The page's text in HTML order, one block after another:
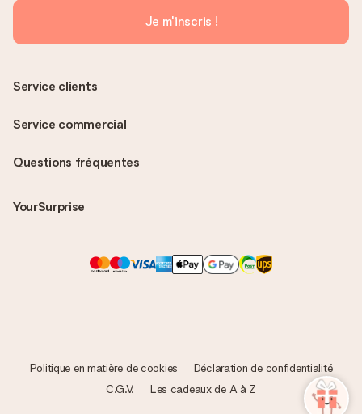
Je m'inscris !
Questions fréquentes
YourSurprise
Service clients
Service commercial
Politique en matière de cookies
Déclaration de confidentialité
C.G.V.
Les cadeaux de A à Z